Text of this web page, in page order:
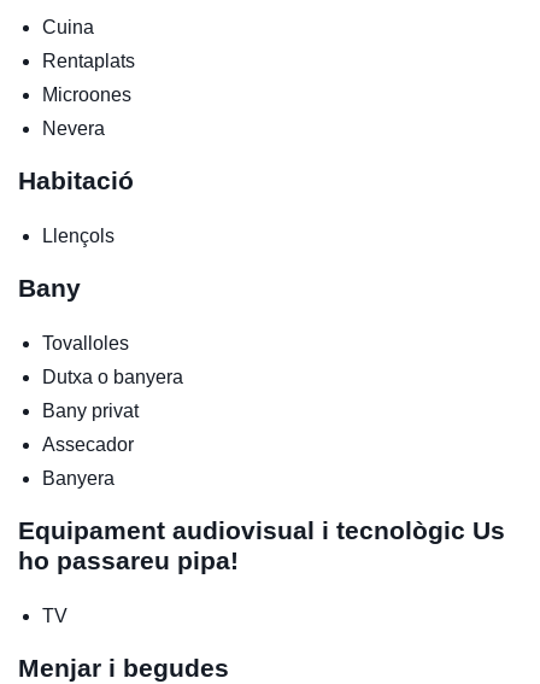
Cuina
Rentaplats
Microones
Nevera
Habitació
Llençols
Bany
Tovalloles
Dutxa o banyera
Bany privat
Assecador
Banyera
Equipament audiovisual i tecnològic Us
ho passareu pipa!
TV
Menjar i begudes